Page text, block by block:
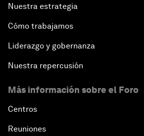
Nuestra estrategia
Cómo trabajamos
Liderazgo y gobernanza
Nuestra repercusión
Más información sobre el Foro
Centros
Reuniones